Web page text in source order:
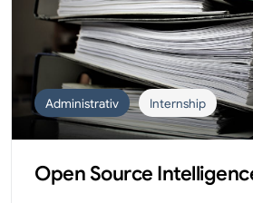
Administrativ Internship
Open Source